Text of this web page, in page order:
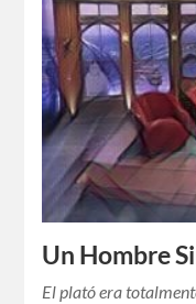
Un Hombre
El plató era